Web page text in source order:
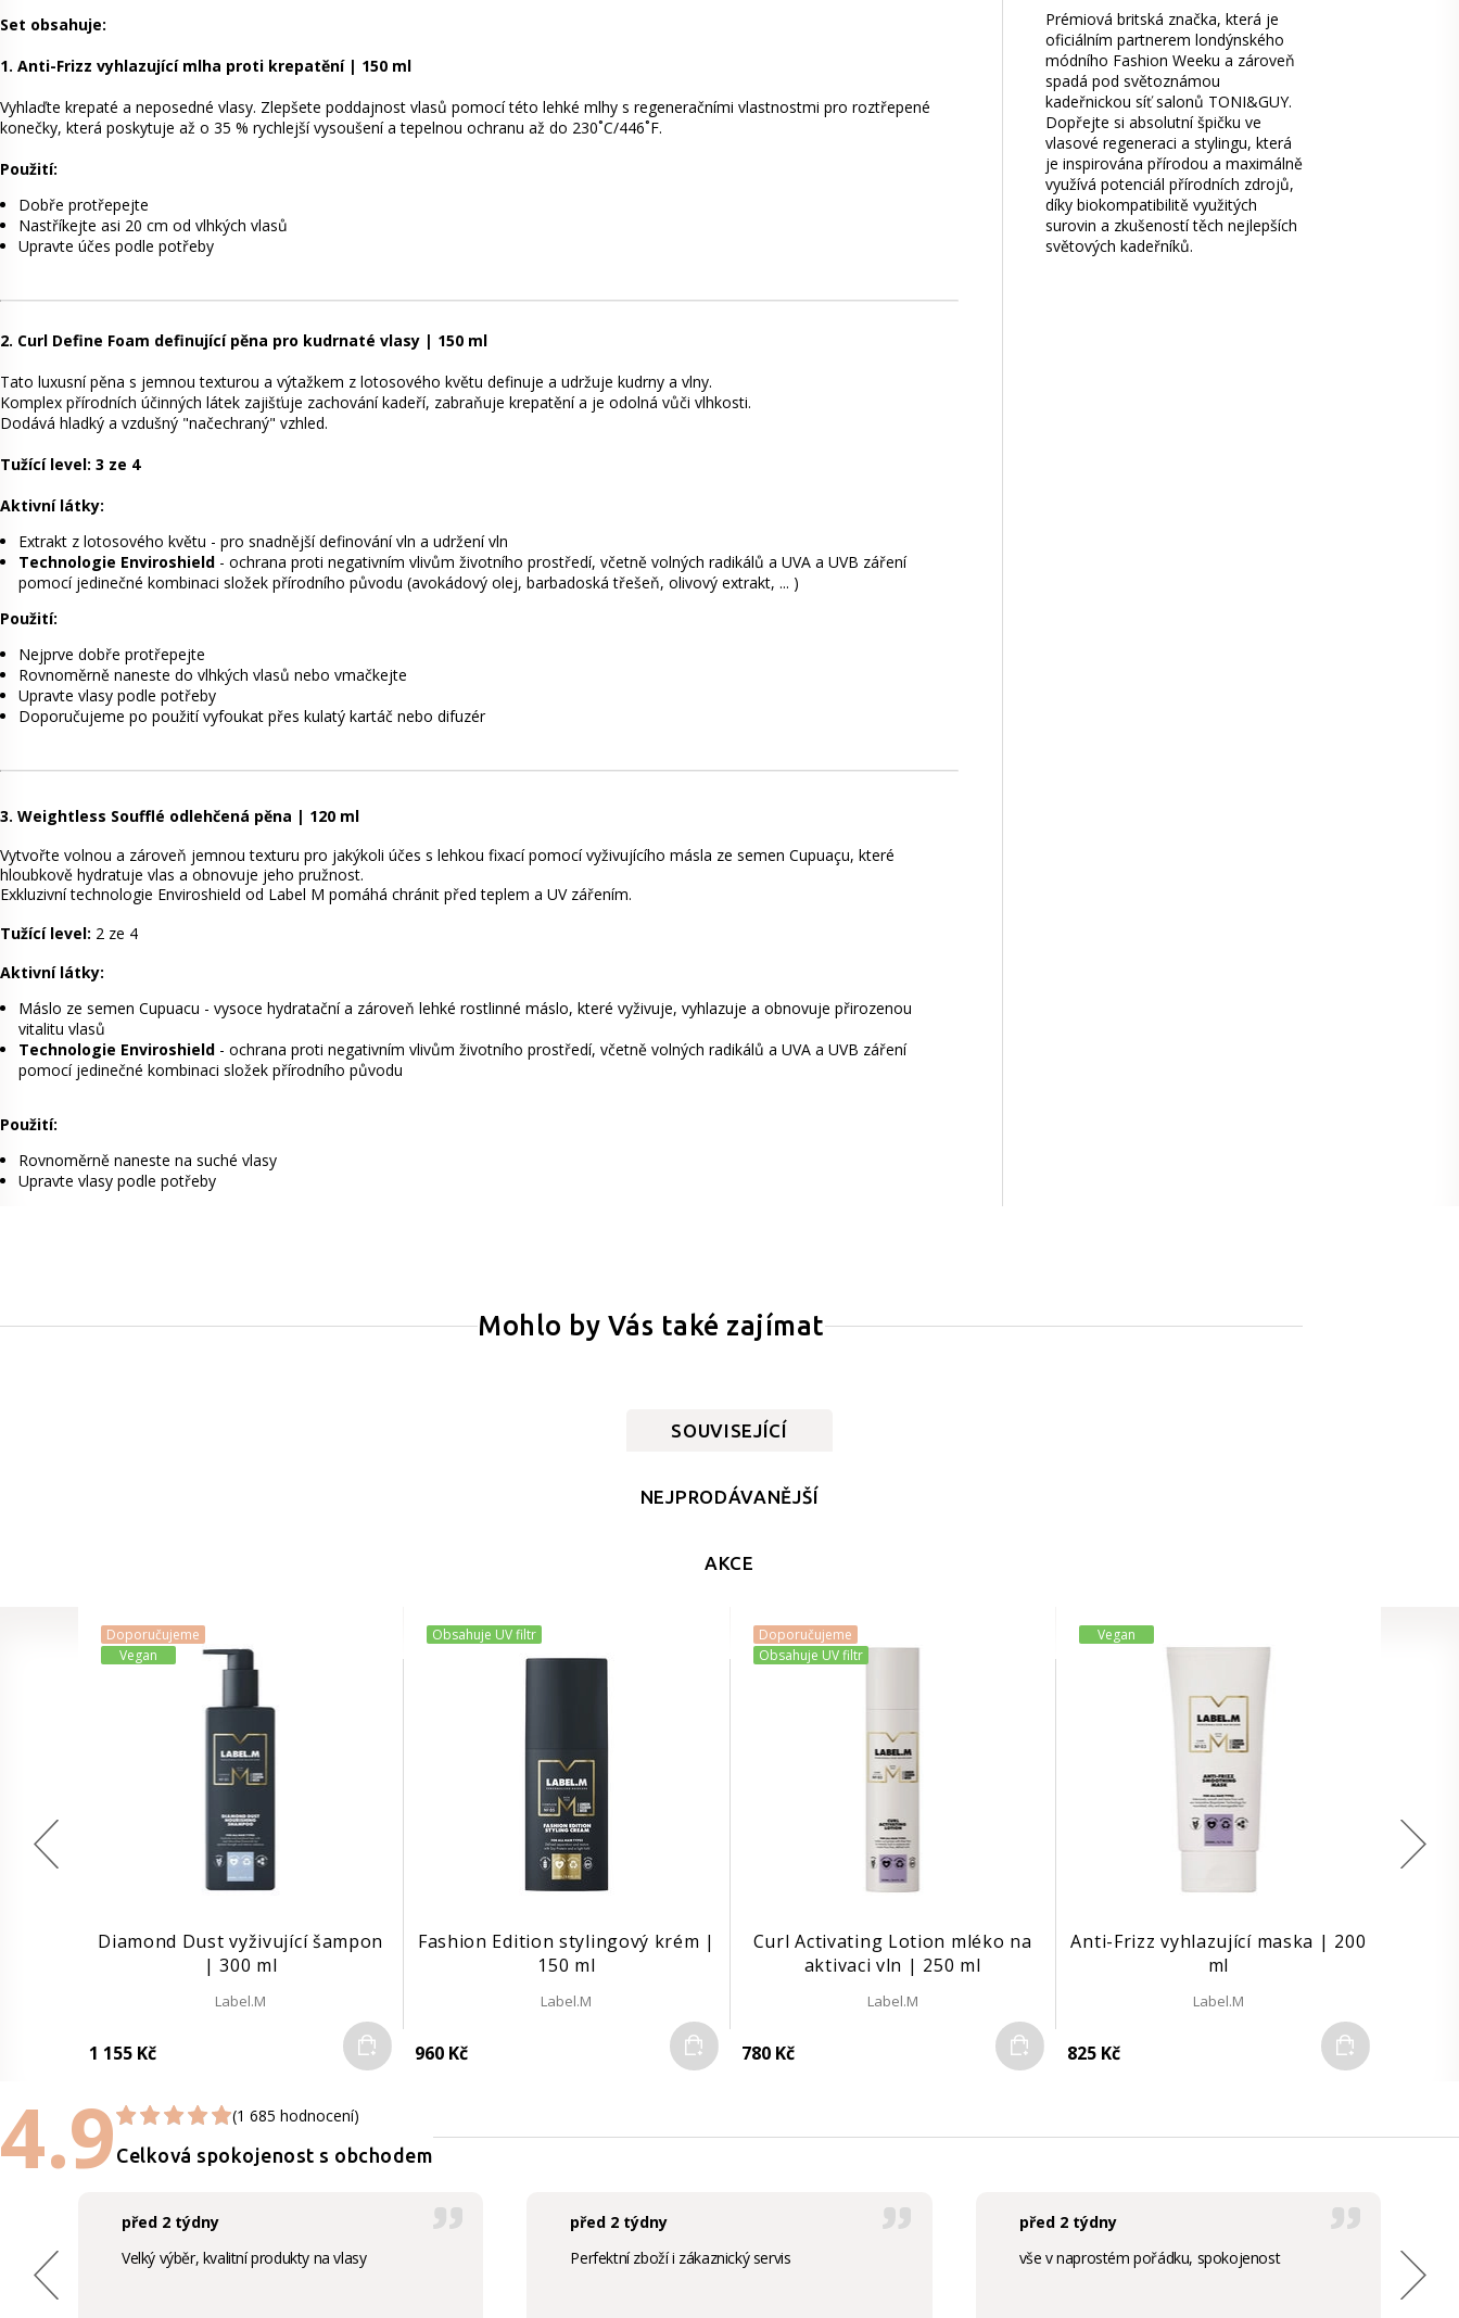
Set obsahuje:
1. Anti-Frizz vyhlazující mlha proti krepatění | 150 ml
Vyhlaďte krepaté a neposedné vlasy. Zlepšete poddajnost vlasů pomocí této lehké mlhy s regeneračními vlastnostmi pro roztřepené
konečky, která poskytuje až o 35 % rychlejší vysoušení a tepelnou ochranu až do 230˚C/446˚F.
Použití:
Dobře protřepejte
Nastříkejte asi 20 cm od vlhkých vlasů
Upravte účes podle potřeby
2. Curl Define Foam definující pěna pro kudrnaté vlasy | 150 ml
Tato luxusní pěna s jemnou texturou a výtažkem z lotosového květu definuje a udržuje kudrny a vlny.
Komplex přírodních účinných látek zajišťuje zachování kadeří, zabraňuje krepatění a je odolná vůči vlhkosti.
Dodává hladký a vzdušný "načechraný" vzhled.
Tužící level: 3 ze 4
Aktivní látky:
Extrakt z lotosového květu - pro snadnější definování vln a udržení vln
Technologie Enviroshield - ochrana proti negativním vlivům životního prostředí, včetně volných radikálů a UVA a UVB záření
pomocí jedinečné kombinaci složek přírodního původu (avokádový olej, barbadoská třešeň, olivový extrakt, ... )
Použití:
Nejprve dobře protřepejte
Rovnoměrně naneste do vlhkých vlasů nebo vmačkejte
Upravte vlasy podle potřeby
Doporučujeme po použití vyfoukat přes kulatý kartáč nebo difuzér
3. Weightless Soufflé odlehčená pěna | 120 ml
Vytvořte volnou a zároveň jemnou texturu pro jakýkoli účes s lehkou fixací pomocí vyživujícího másla ze semen Cupuaçu, které
hloubkově hydratuje vlas a obnovuje jeho pružnost.
Exkluzivní technologie Enviroshield od Label M pomáhá chránit před teplem a UV zářením.
Tužící level: 2 ze 4
Aktivní látky:
Máslo ze semen Cupuacu - vysoce hydratační a zároveň lehké rostlinné máslo, které vyživuje, vyhlazuje a obnovuje přirozenou
vitalitu vlasů
Technologie Enviroshield - ochrana proti negativním vlivům životního prostředí, včetně volných radikálů a UVA a UVB záření
pomocí jedinečné kombinaci složek přírodního původu
Použití:
Rovnoměrně naneste na suché vlasy
Upravte vlasy podle potřeby
Prémiová britská značka, která je
oficiálním partnerem londýnského
módního Fashion Weeku a zároveň
spadá pod světoznámou
kadeřnickou síť salonů TONI&GUY.
Dopřejte si absolutní špičku ve
vlasové regeneraci a stylingu, která
je inspirována přírodou a maximálně
využívá potenciál přírodních zdrojů,
díky biokompatibilitě využitých
surovin a zkušeností těch nejlepších
světových kadeřníků.
Mohlo by Vás také zajímat
SOUVISEJÍCÍ
NEJPRODÁVANĚJŠÍ
AKCE
Doporučujeme
Vegan
Diamond Dust vyživující šampon
| 300 ml
Label.M
1 155 Kč Do košíku
Obsahuje UV filtr
Fashion Edition stylingový krém |
150 ml
Label.M
960 Kč Do košíku
Doporučujeme
Obsahuje UV filtr
Curl Activating Lotion mléko na
aktivaci vln | 250 ml
Label.M
780 Kč Do košíku
Vegan
Anti-Frizz vyhlazující maska | 200
ml
Label.M
825 Kč Do košíku
4.9 (1 685 hodnocení)
Celková spokojenost s obchodem
před 2 týdny
Velký výběr, kvalitní produkty na vlasy
před 2 týdny
Perfektní zboží i zákaznický servis
před 2 týdny
vše v naprostém pořádku, spokojenost